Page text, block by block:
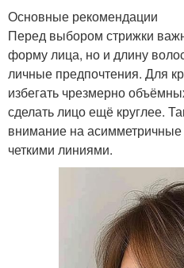
Основные рекомендации
Перед выбором стрижки
форму лица, но и длину
личные предпочтения. Для
избегать чрезмерно
сделать лицо ещё круглее.
внимание на
четкими линиями.